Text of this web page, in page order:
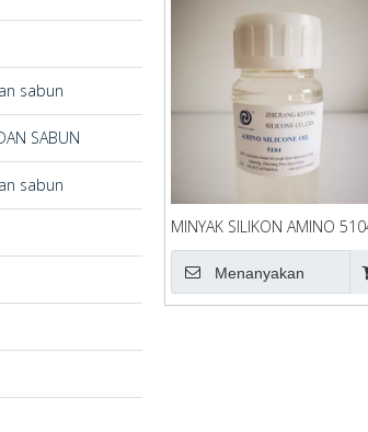
sabun
SABUN
sabun
MINYAK SILIKON AMINO
Menanyakan